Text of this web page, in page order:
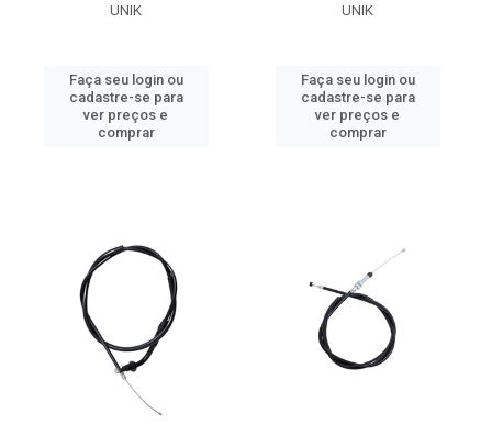
UNIK
Faça seu login ou
cadastre-se para
ver preços e
comprar
UNIK
Faça seu login ou
cadastre-se para
ver preços e
comprar